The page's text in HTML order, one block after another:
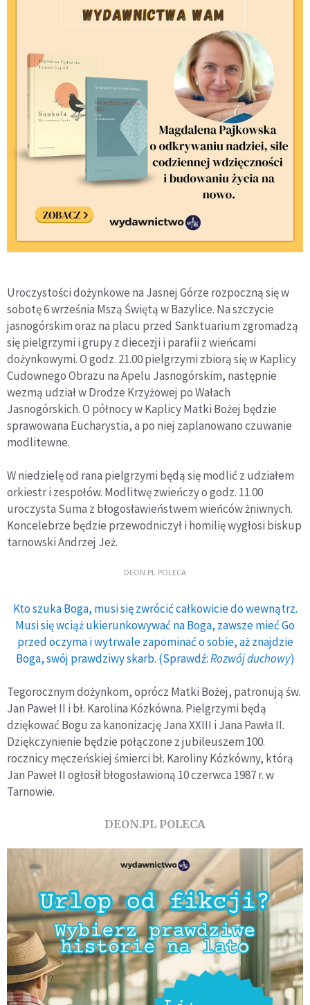
Uroczystości dożynkowe na Jasnej Górze rozpoczną się w
sobotę 6 września Mszą Świętą w Bazylice. Na szczycie
jasnogórskim oraz na placu przed Sanktuarium zgromadzą
się pielgrzymi i grupy z diecezji i parafii z wieńcami
dożynkowymi. O godz. 21.00 pielgrzymi zbiorą się w Kaplicy
Cudownego Obrazu na Apelu Jasnogórskim, następnie
wezmą udział w Drodze Krzyżowej po Wałach
Jasnogórskich. O północy w Kaplicy Matki Bożej będzie
sprawowana Eucharystia, a po niej zaplanowano czuwanie
modlitewne.
W niedzielę od rana pielgrzymi będą się modlić z udziałem
orkiestr i zespołów. Modlitwę zwieńczy o godz. 11.00
uroczysta Suma z błogosławieństwem wieńców żniwnych.
Koncelebrze będzie przewodniczył i homilię wygłosi biskup
tarnowski Andrzej Jeż.
DEON.PL POLECA
Kto szuka Boga, musi się zwrócić całkowicie do wewnątrz.
Musi się wciąż ukierunkowywać na Boga, zawsze mieć Go
przed oczyma i wytrwale zapominać o sobie, aż znajdzie
Boga, swój prawdziwy skarb. (Sprawdź:Rozwój duchowy)
Tegorocznym dożynkom, oprócz Matki Bożej, patronują św.
Jan Paweł II i bł. Karolina Kózkówna. Pielgrzymi będą
dziękować Bogu za kanonizację Jana XXIII i Jana Pawła II.
Dziękczynienie będzie połączone z jubileuszem 100.
rocznicy męczeńskiej śmierci bł. Karoliny Kózkówny, którą
Jan Paweł II ogłosił błogosławioną 10 czerwca 1987 r. w
Tarnowie.
DEON.PL POLECA